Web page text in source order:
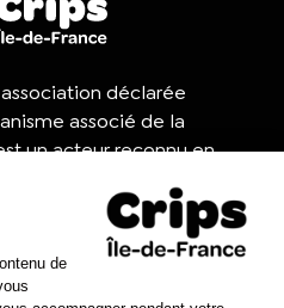
déclarée
associé de la
un acteur reconnu en
de promotion de la
lutte contre le VIH/sida.